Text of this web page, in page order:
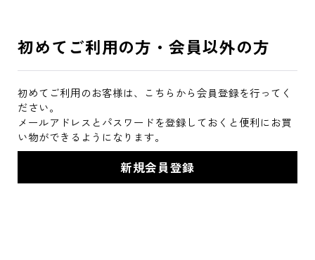
初めてご利用の方・会員以外の方
初めてご利用のお客様は、こちらから会員登録を行ってく
ださい。
メールアドレスとパスワードを登録しておくと便利にお買
い物ができるようになります。